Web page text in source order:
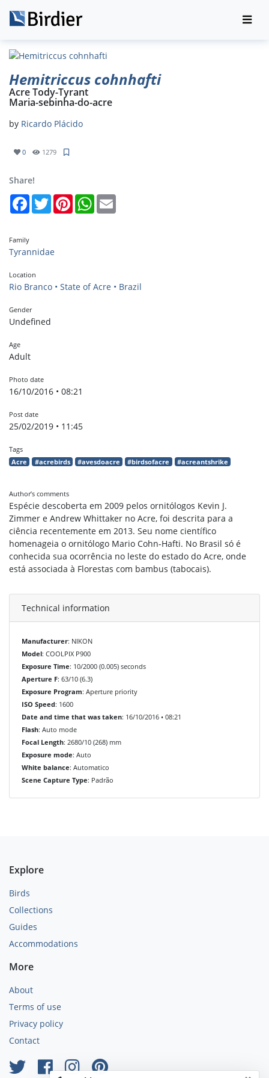
Hemitriccus cohnhafti
Acre Tody-Tyrant
Maria-sebinha-do-acre
by Ricardo Plácido
0 1279
Share!
FacebookTwitterPinterestWhatsApp
Family
Tyrannidae
Location
Rio Branco • State of Acre • Brazil
Gender
Undefined
Age
Adult
Photo date
16/10/2016 • 08:21
Post date
25/02/2019 • 11:45
Tags
Acre #acrebirds #avesdoacre #birdsofacre #acreantshrike
Author’s comments
Espécie descoberta em 2009 pelos ornitólogos Kevin J.
Zimmer e Andrew Whittaker no Acre, foi descrita para a
ciência recentemente em 2013. Seu nome científico
homenageia o ornitólogo Mario Cohn-Hafti. No Brasil só é
conhecida sua ocorrência no leste do estado do Acre, onde
está associada à Florestas com bambus (tabocais).
Technical information
Manufacturer: NIKON
Model: COOLPIX P900
Exposure Time: 10/2000 (0.005) seconds
Aperture F: 63/10 (6.3)
Exposure Program: Aperture priority
ISO Speed: 1600
Date and time that was taken: 16/10/2016 • 08:21
Flash: Auto mode
Focal Length: 2680/10 (268) mm
Exposure mode: Auto
White balance: Automatico
Scene Capture Type: Padrão
Explore
Birds
Collections
Guides
Accommodations
More
About
Terms of use
Privacy policy
Contact